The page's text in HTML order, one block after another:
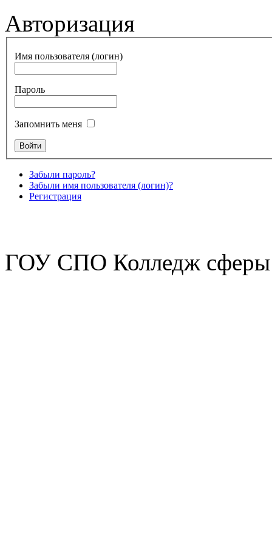
Авторизация
Имя пользователя (логин)
Пароль
Запомнить меня
Забыли пароль?
Забыли имя пользователя (логин)?
Регистрация
ГОУ СПО Колледж сферы